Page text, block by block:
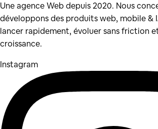
Une agence Web depuis 2020. Nous
développons des produits web, mobile &
lancer rapidement, évoluer sans friction
croissance.
Instagram